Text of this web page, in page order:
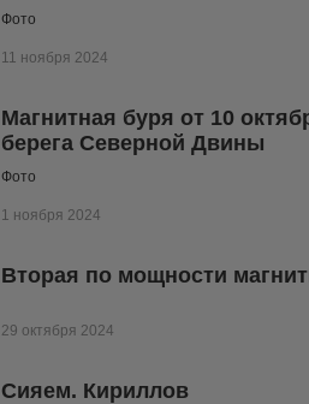
Фото
11 ноября 2024
Магнитная буря от 10
берега Северной Двины
Фото
1 ноября 2024
Вторая по мощности
29 октября 2024
Сияем. Кириллов